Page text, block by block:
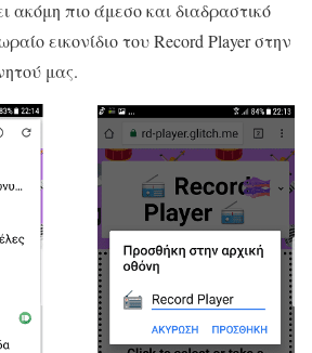
ακόμη πιο άμεσο και διαδραστικό
εικονίδιο του Record Player στην
μας.